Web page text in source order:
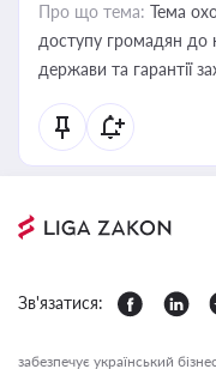
Про що тема: Тема
доступу громадян до
держави та гарантії
Зв'язатися:
забезпечує український бізнес